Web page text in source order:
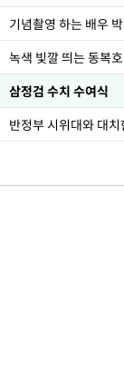
기념촬영 하는 배우
녹색 빛깔 띄는 동복
삼정검 수치 수여식
반정부 시위대와 대